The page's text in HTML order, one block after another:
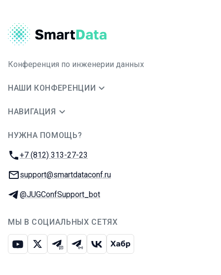
Конференция по инженерии данных
НАШИ КОНФЕРЕНЦИИ
НАВИГАЦИЯ
НУЖНА ПОМОЩЬ?
Телефон:
+7 (812) 313-27-23
E-mail:
support@smartdataconf.ru
Телеграм:
@JUGConfSupport_bot
МЫ В СОЦИАЛЬНЫХ СЕТЯХ
ЮтубИкс Телеграм-чат
Телеграм-канал
ВКонтакте
Хабр